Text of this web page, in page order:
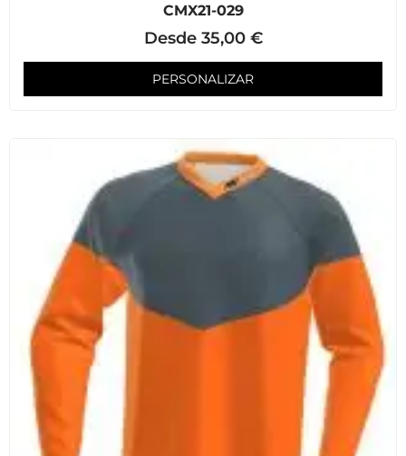
CMX21-029
Desde 35,00 €
PERSONALIZAR